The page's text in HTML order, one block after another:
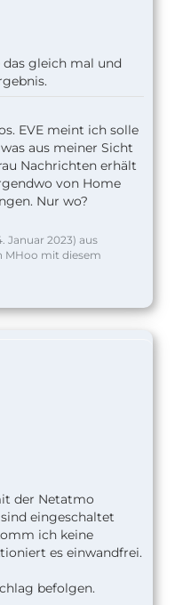
gleich mal und
EVE meint ich solle
aus meiner Sicht
Nachrichten erhält
von Home
Nur wo?
Januar 2023) aus
MHoo mit diesem
der Netatmo
eingeschaltet
ich keine
es einwandfrei.
befolgen.